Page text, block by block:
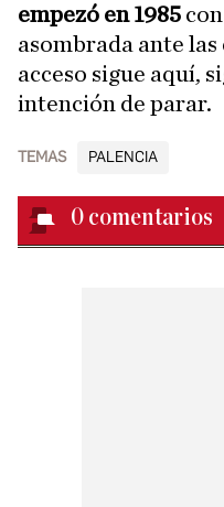
empezó en 1985
asombrada ante
acceso sigue aquí,
intención de parar.
TEMAS PALENCIA
0 comentarios